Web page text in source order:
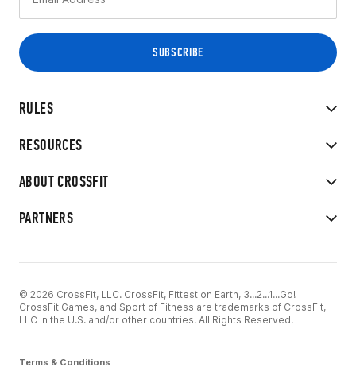
RULES
RESOURCES
ABOUT CROSSFIT
PARTNERS
© 2026 CrossFit, LLC. CrossFit, Fittest on Earth, 3...2...1...Go!
CrossFit Games, and Sport of Fitness are trademarks of CrossFit,
LLC in the U.S. and/or other countries. All Rights Reserved.
Terms & Conditions